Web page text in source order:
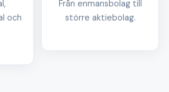
och
Från enmansbolag till
större aktiebolag.